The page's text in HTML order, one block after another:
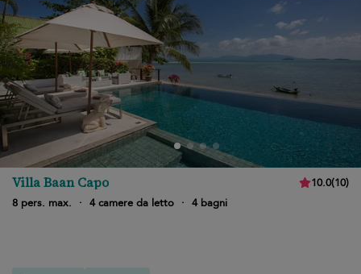
Villa Baan Capo 10.0(10)
8 pers. max.
· 4 camere da letto · 4 bagni